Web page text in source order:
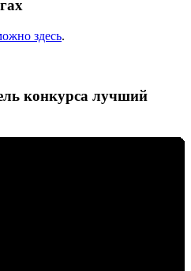
здесь.
конкурса лучший